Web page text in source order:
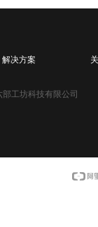
解决方案
工坊科技有限公司